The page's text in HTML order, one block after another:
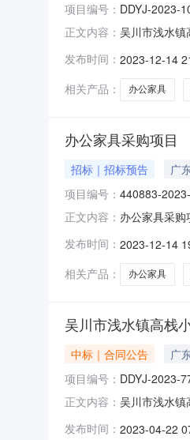
项目编号： DDYJ-2023-
正文内容： 吴川市浅水
购需求：编号
均匀，纹理自
发布时间： 2023-12-14
相关产品：
办公家具
办公家具采购项目
招标｜招标预告 广
项目编号： 440883-
正文内容： 办公家具采
2023年12月
发布时间： 2023-12-14
相关产品：
办公家具
吴川市浅水镇高栈
中标｜合同公告
广
项目编号： DDYJ-2023-
正文内容： 吴川市浅水
市吴川市浅水
发布时间： 2023-04-22